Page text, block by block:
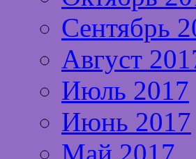
Сентябрь
Август
Июль 2017
Июнь 2017
Май 2017